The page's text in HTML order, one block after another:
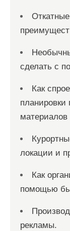
сделать с
Как
материалов
локации и
Как
помощью
рекламы.